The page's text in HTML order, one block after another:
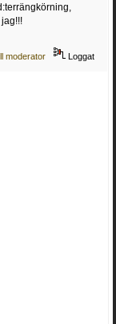
moderator Loggat